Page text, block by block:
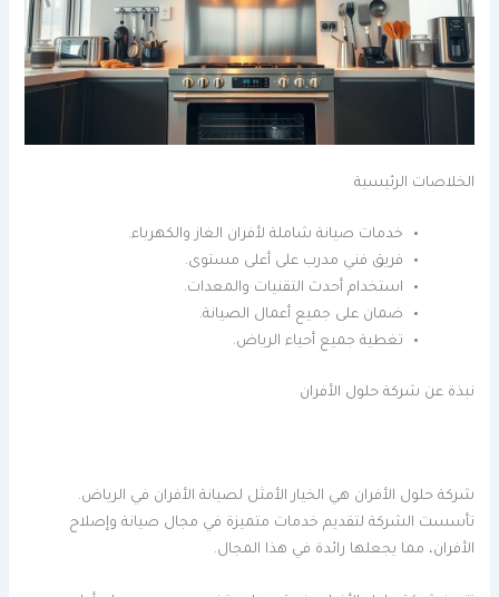
الخلاصات الرئيسية
خدمات صيانة شاملة لأفران الغاز والكهرباء.
فريق فني مدرب على أعلى مستوى.
استخدام أحدث التقنيات والمعدات.
ضمان على جميع أعمال الصيانة.
تغطية جميع أحياء الرياض.
نبذة عن شركة حلول الأفران
شركة حلول الأفران هي الخيار الأمثل لصيانة الأفران في الرياض.
تأسست الشركة لتقديم خدمات متميزة في مجال صيانة وإصلاح
الأفران، مما يجعلها رائدة في هذا المجال.